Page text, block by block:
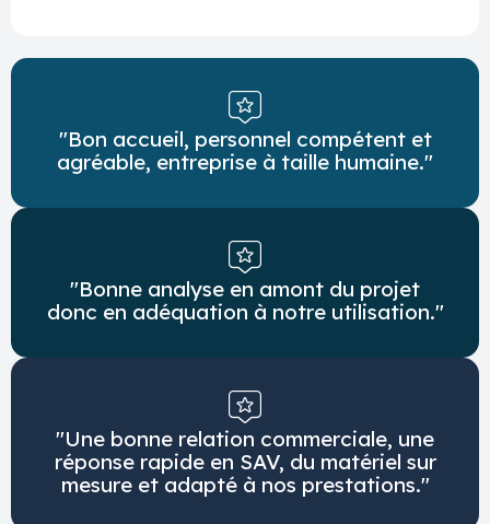
"Bon accueil, personnel compétent et
agréable, entreprise à taille humaine."
"Bonne analyse en amont du projet
donc en adéquation à notre utilisation."
"Une bonne relation commerciale, une
réponse rapide en SAV, du matériel sur
mesure et adapté à nos prestations."